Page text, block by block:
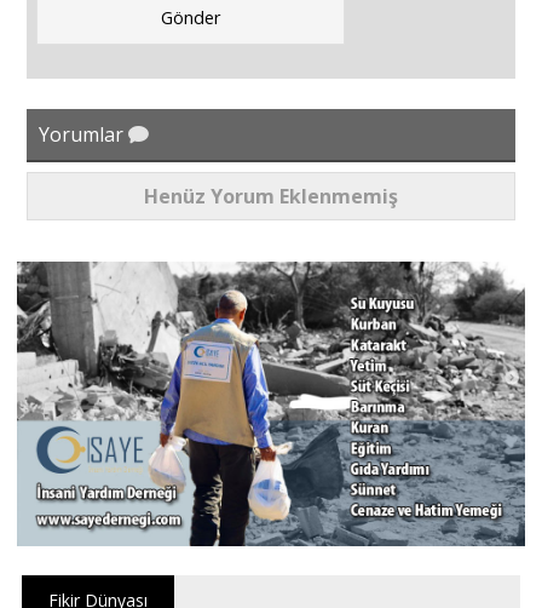
Yorumlar
Henüz Yorum Eklenmemiş
Fikir Dünyası